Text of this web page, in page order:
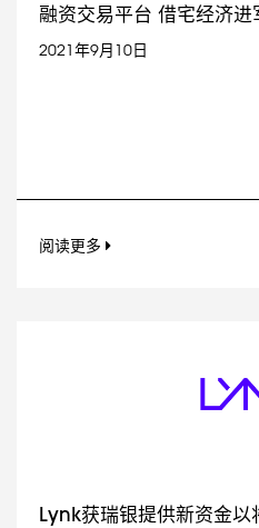
融资交易平台 借宅经济进
2021年9月10日
阅读更多
Lynk获瑞银提供新资金以